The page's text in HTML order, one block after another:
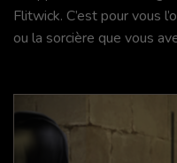
Flitwick. C’est pour vous
ou la sorcière que vous